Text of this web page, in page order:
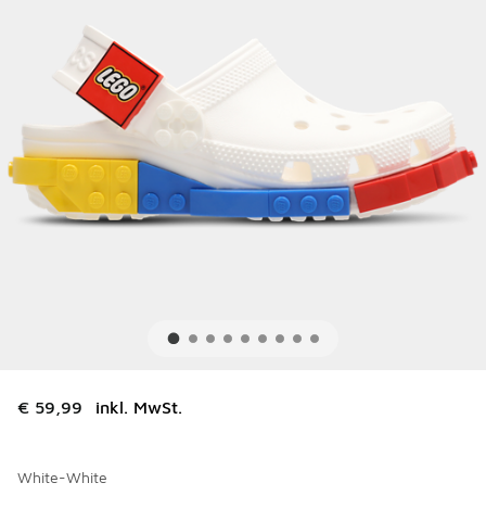
€ 59,99 inkl. MwSt.
White-White